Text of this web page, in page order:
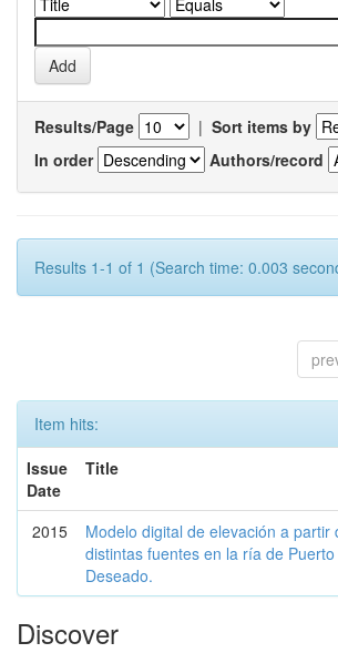
Results/Page | Sort items by
In order
Authors/record
Results 1-1 of 1 (Search time: 0.003
Item hits:
Issue
Date
Title
2015
Modelo digital de elevación a partir
distintas fuentes en la ría de Puerto
Deseado.
Discover